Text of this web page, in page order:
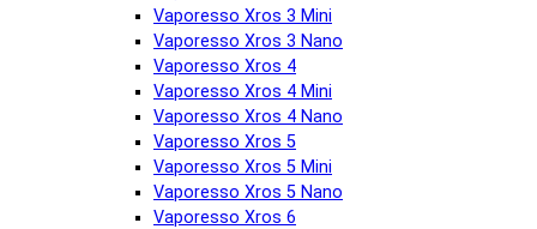
Vaporesso Xros 3 Mini
Vaporesso Xros 3 Nano
Vaporesso Xros 4
Vaporesso Xros 4 Mini
Vaporesso Xros 4 Nano
Vaporesso Xros 5
Vaporesso Xros 5 Mini
Vaporesso Xros 5 Nano
Vaporesso Xros 6